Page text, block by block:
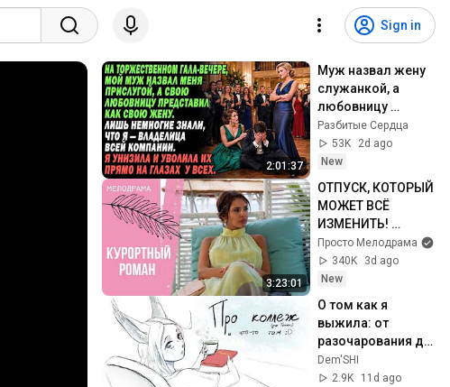
Sign in
2:01:37
Муж назвал жену
служанкой, а
любовницу
представил
супругой — но
вскоре потерял
Разбитые Сердца
53K
2d ago
New
3:23:01
ОТПУСК, КОТОРЫЙ
МОЖЕТ ВСЁ
ИЗМЕНИТЬ!
Курортный роман.
Все серии
Просто Мелодрама
340K
3d ago
New
О том как я
выжила: от
разочарования до
стокгольмского
синдрома
Dem'SHI
2.9K
11d ago